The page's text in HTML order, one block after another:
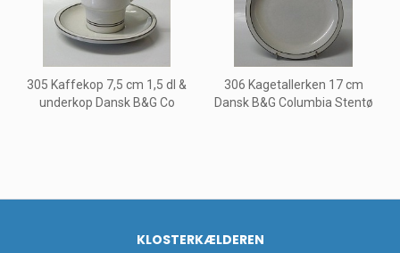
305 Kaffekop 7,5 cm 1,5 dl &
underkop Dansk B&G Co
306 Kagetallerken 17 cm
Dansk B&G Columbia Stentø
KLOSTERKÆLDEREN